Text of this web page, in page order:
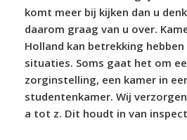
komt meer bij kijken dan u
daarom graag van u over.
Holland kan betrekking
situaties. Soms gaat het om
zorginstelling, een kamer in
studentenkamer. Wij
a tot z. Dit houdt in van